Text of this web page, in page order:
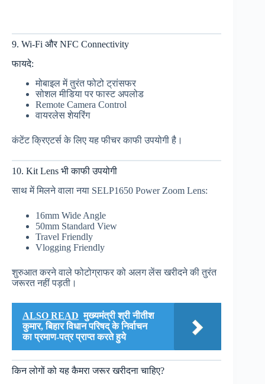
9. Wi-Fi और NFC Connectivity
फायदे:
मोबाइल में तुरंत फोटो ट्रांसफर
सोशल मीडिया पर फास्ट अपलोड
Remote Camera Control
वायरलेस शेयरिंग
कंटेंट क्रिएटर्स के लिए यह फीचर काफी उपयोगी है।
10. Kit Lens भी काफी उपयोगी
साथ में मिलने वाला नया SELP1650 Power Zoom Lens:
16mm Wide Angle
50mm Standard View
Travel Friendly
Vlogging Friendly
शुरुआत करने वाले फोटोग्राफर को अलग लेंस खरीदने की तुरंत
जरूरत नहीं पड़ती।
ALSO READ मुख्यमंत्री श्री नीतीश
कुमार, बिहार विधान परिषद् के निर्वाचन
का प्रमाण-पत्र प्राप्त करते हुये
किन लोगों को यह कैमरा जरूर खरीदना चाहिए?